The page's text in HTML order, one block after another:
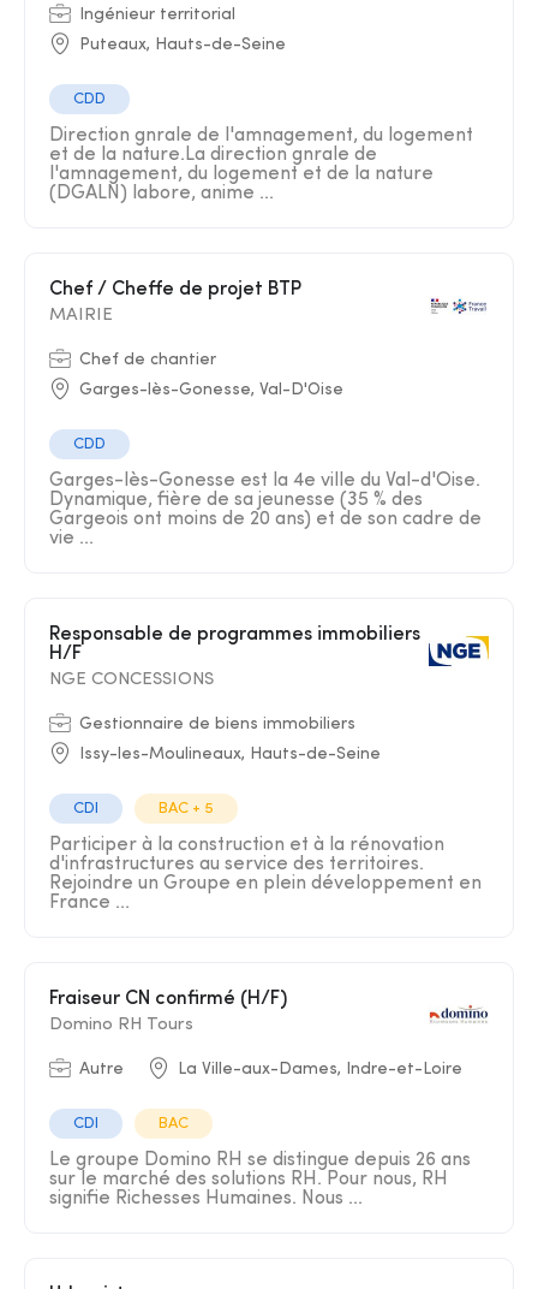
Ingénieur territorial
Puteaux, Hauts-de-Seine
CDD
Direction gnrale de l'amnagement, du logement
et de la nature.La direction gnrale de
l'amnagement, du logement et de la nature
(DGALN) labore, anime ...
Chef / Cheffe de projet BTP
MAIRIE
Chef de chantier
Garges-lès-Gonesse, Val-D'Oise
CDD
Garges-lès-Gonesse est la 4e ville du Val-d'Oise.
Dynamique, fière de sa jeunesse (35 % des
Gargeois ont moins de 20 ans) et de son cadre de
vie ...
Responsable de programmes immobiliers
H/F
NGE CONCESSIONS
Gestionnaire de biens immobiliers
Issy-les-Moulineaux, Hauts-de-Seine
CDI BAC + 5
Participer à la construction et à la rénovation
d'infrastructures au service des territoires.
Rejoindre un Groupe en plein développement en
France ...
Fraiseur CN confirmé (H/F)
Domino RH Tours
Autre La Ville-aux-Dames, Indre-et-Loire
CDI BAC
Le groupe Domino RH se distingue depuis 26 ans
sur le marché des solutions RH. Pour nous, RH
signifie Richesses Humaines. Nous ...